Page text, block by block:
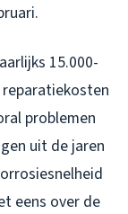
15.000-
problemen
uit de jaren
eens over de